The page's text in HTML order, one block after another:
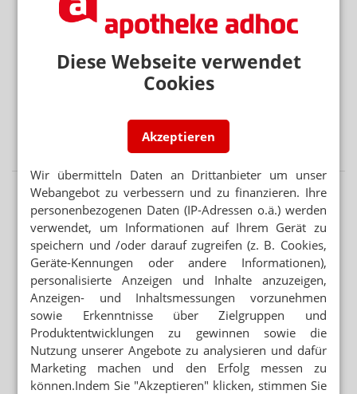
Diese Webseite verwendet
Cookies
Akzeptieren
Wir übermitteln Daten an Drittanbieter um unser
Webangebot zu verbessern und zu finanzieren. Ihre
personenbezogenen Daten (IP-Adressen o.ä.) werden
verwendet, um Informationen auf Ihrem Gerät zu
speichern und /oder darauf zugreifen (z. B. Cookies,
Geräte-Kennungen oder andere Informationen),
personalisierte Anzeigen und Inhalte anzuzeigen,
Anzeigen- und Inhaltsmessungen vorzunehmen
sowie Erkenntnisse über Zielgruppen und
Produktentwicklungen zu gewinnen sowie die
Nutzung unserer Angebote zu analysieren und dafür
Marketing machen und den Erfolg messen zu
können.Indem Sie "Akzeptieren" klicken, stimmen Sie
„ZAPFSÄULEN ZUR SB-BLUTENTNAHME“
8,359 Euro Fixum: Satire-Magazin verspottet
„BUNDESREGIERUNG MUSS JETZT HANDELN“
Phagro fordert Versender-Kontrollen
APOTHEKENREFORM
3 Prozent: Untergrenze für Apothekenspanne